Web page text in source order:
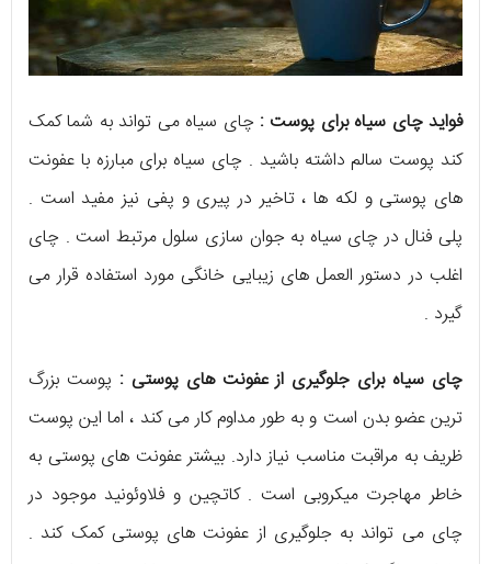
فواید چای سیاه برای پوست : چای سیاه می تواند به شما کمک
کند پوست سالم داشته باشید . چای سیاه برای مبارزه با عفونت
های پوستی و لکه ها ، تاخیر در پیری و پفی نیز مفید است .
پلی فنال در چای سیاه به جوان سازی سلول مرتبط است . چای
اغلب در دستور العمل های زیبایی خانگی مورد استفاده قرار می
گیرد .
چای سیاه برای جلوگیری از عفونت های پوستی : پوست بزرگ
ترین عضو بدن است و به طور مداوم کار می کند ، اما این پوست
ظریف به مراقبت مناسب نیاز دارد. بیشتر عفونت های پوستی به
خاطر مهاجرت میکروبی است . کاتچین و فلاوئونید موجود در
چای می تواند به جلوگیری از عفونت های پوستی کمک کند .